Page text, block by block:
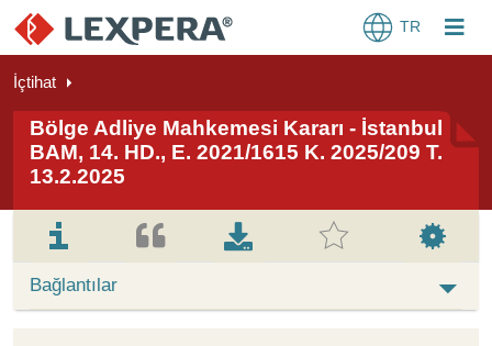
TR
İçtihat
Bölge Adliye Mahkemesi Kararı - İstanbul
BAM, 14. HD., E. 2021/1615 K. 2025/209 T.
13.2.2025
Bağlantılar